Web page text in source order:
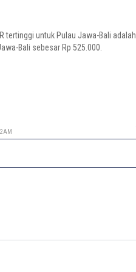
tertinggi untuk Pulau Jawa-Bali adalah
Bali sebesar Rp 525.000.